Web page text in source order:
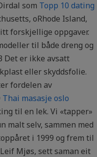
som Topp 10 dating
oRhode Island,
forskjellige oppgaver.
til både dreng og
Det er ikke avsatt
eller skyddsfolie.
fordelen av
Thai masasje oslo
til en lek. Vi «tapper»
malt selv, sammen med
i 1999 og frem til
Mjøs, sett saman eit